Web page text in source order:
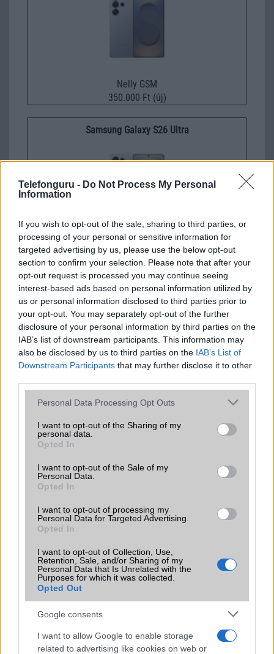
Telefonguru - Do Not Process My Personal
Information
If you wish to opt-out of the sale, sharing to third parties, or
processing of your personal or sensitive information for
targeted advertising by us, please use the below opt-out
section to confirm your selection. Please note that after your
opt-out request is processed you may continue seeing
interest-based ads based on personal information utilized by
us or personal information disclosed to third parties prior to
your opt-out. You may separately opt-out of the further
disclosure of your personal information by third parties on the
IAB’s list of downstream participants. This information may
also be disclosed by us to third parties on the IAB’s List of
Downstream Participants that may further disclose it to other
Please note that this website/app uses one or more Google
not limited to your visit or usage behaviour. You may click to
grant or deny consent to Google and its third-party tags to
use your data for below specified purposes in below Google
consent section.
Personal Data Processing Opt Outs
I want to opt-out of the Sharing of my
personal data.
Opted In
I want to opt-out of the Sale of my
Personal Data.
Opted In
I want to opt-out of processing my
Personal Data for Targeted Advertising.
Opted In
I want to opt-out of Collection, Use,
Retention, Sale, and/or Sharing of my
Personal Data that Is Unrelated with the
Purposes for which it was collected.
Opted Out
Google consents
I want to allow Google to enable storage
related to advertising like cookies on web or
Nelly GSM
350.000 Ft (új)
Samsung Galaxy S26 Ultra
Euro Gsm
392.000 Ft (új)
Samsung Galaxy A56
Euro Gsm
112.000 Ft (új)
Számos népszerű Samsung Galaxy
készülék kimarad a One UI 9
frissítésből – itt a lista az érintett
modellekről
2026.06.30
| Phone Arena
A One UI 9 érkezése új mesterséges intelligencia-
funkciókat és továbbfejlesztett kezelőfelületet hoz,
azonban több korábbi csúcskategóriás és középkategóriás
Galaxy készülék számára ez lesz az út vége.
iPhone 18 bemutató dátum - ekkor
rántja le a leplet az Apple az új
csúcsmobilokról